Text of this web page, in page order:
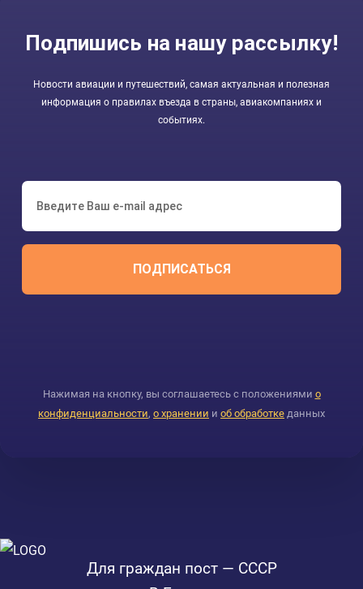
Подпишись на нашу рассылку!
Новости авиации и путешествий, самая актуальная и полезная
информация о правилах въезда в страны, авиакомпаниях и
событиях.
ПОДПИСАТЬСЯ
Нажимая на кнопку, вы соглашаетесь с положениями о
конфиденциальности, о хранении и об обработке данных
Для граждан пост — СССР